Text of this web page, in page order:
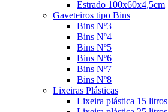
Estrado 100x60x4,5cm
Gaveteiros tipo Bins
Bins Nº3
Bins Nº4
Bins Nº5
Bins Nº6
Bins Nº7
Bins Nº8
Lixeiras Plásticas
Lixeira plástica 15 litros